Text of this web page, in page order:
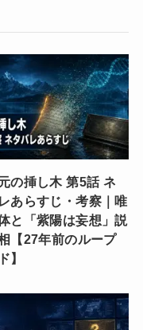
の挿し木 第5話 ネ
あらすじ・考察｜唯
と「紫陽は妄想」説
【27年前のループ
】